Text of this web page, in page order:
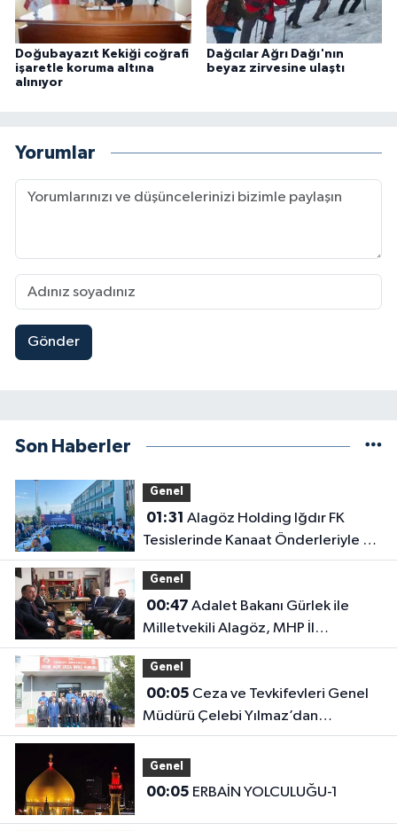
Doğubayazıt Kekiği coğrafi
işaretle koruma altına
alınıyor
Dağcılar Ağrı Dağı'nın
beyaz zirvesine ulaştı
Yorumlar
Gönder
Son Haberler
Genel
01:31
Tesislerinde Kanaat Önderleriyle Bir
Araya Geldiler
Genel
00:47
Milletvekili Alagöz, MHP İl
Başkanlığını Ziyaret Etti
Genel
00:05
Müdürü Çelebi Yılmaz’dan
Iğdır’daki Kurumlara Ziyaret ve
Üretim İncelemesi
Genel
00:05 ERBAİN YOLCULUĞU-1